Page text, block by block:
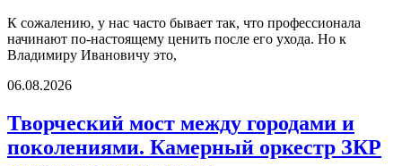
К сожалению, у нас часто бывает так, что профессионала
начинают по-настоящему ценить после его ухода. Но к
Владимиру Ивановичу это,
06.08.2026
Творческий мост между городами и
поколениями. Камерный оркестр ЗКР